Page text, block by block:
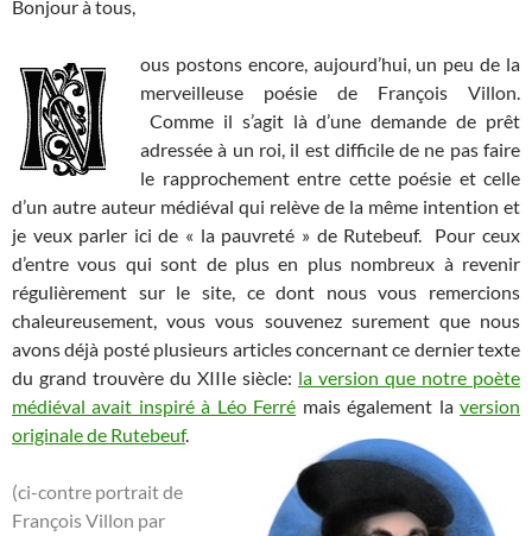
Bonjour à tous,
ous postons encore, aujourd’hui, un peu de la
merveilleuse poésie de François Villon.
Comme il s’agit là d’une demande de prêt
adressée à un roi, il est difficile de ne pas faire
le rapprochement entre cette poésie et celle
d’un autre auteur médiéval qui relève de la même intention et
je veux parler ici de « la pauvreté » de Rutebeuf. Pour ceux
d’entre vous qui sont de plus en plus nombreux à revenir
régulièrement sur le site, ce dont nous vous remercions
chaleureusement, vous vous souvenez surement que nous
avons déjà posté plusieurs articles concernant ce dernier texte
du grand trouvère du XIIIe siècle: la version que notre poète
médiéval avait inspiré à Léo Ferré maiségalement laversion
originale de Rutebeuf.
(ci-contre portrait de
François Villon par